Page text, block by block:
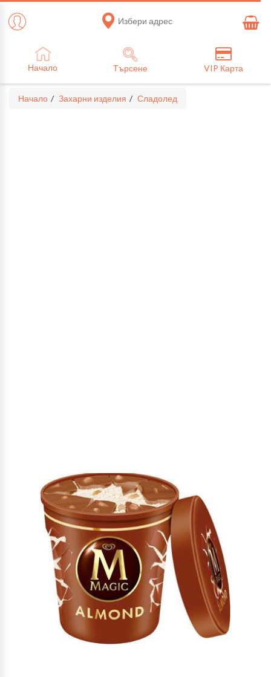
Избери адрес
Начало Търсене VIP Карта
Начало Захарни изделия Сладолед